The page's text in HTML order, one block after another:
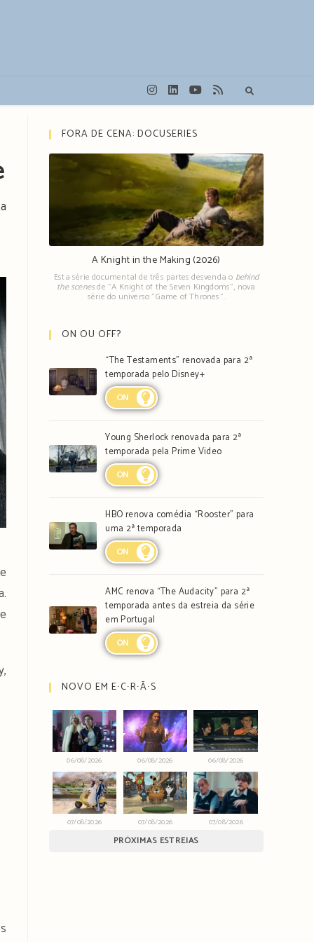
FORA DE CENA: DOCUSERIES
A Knight in the Making (2026)
Esta série documental de três partes desvenda o behind
the scenesde "A Knight of the Seven Kingdoms", nova
série do universo "Game of Thrones".
ON OU OFF?
“The Testaments” renovada para 2ª
temporada pelo Disney+
ON
Young Sherlock renovada para 2ª
temporada pela Prime Video
ON
HBO renova comédia “Rooster” para
uma 2ª temporada
ON
AMC renova “The Audacity” para 2ª
temporada antes da estreia da série
em Portugal
ON
NOVO EM E∙C∙R∙Ã∙S
06/08/2026 06/08/2026 06/08/2026
07/08/2026 07/08/2026 07/08/2026
PRÓXIMAS ESTREIAS